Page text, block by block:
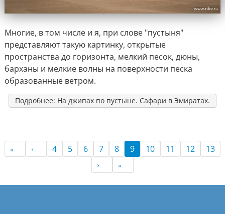
Многие, в том числе и я, при слове "пустыня"
представляют такую картинку, открытые
пространства до горизонта, мелкий песок, дюны,
барханы и мелкие волны на поверхности песка
образованные ветром.
Подробнее: На джипах по пустыне. Сафари в Эмиратах.
4 5 6 7 8 9 10 11 12 13